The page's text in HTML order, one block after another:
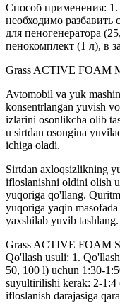
Способ применения: 1.
необходимо разбавить
для пеногенератора
пенокомплект (1 л), в
Grass ACTIVE FOAM
Avtomobil va yuk
konsentrlangan yuvish
izlarini osonlikcha olib
u sirtdan osongina
ichiga oladi.
Sirtdan axloqsizlikning
ifloslanishni oldini olish
yuqoriga qo'llang.
yuqoriga yaqin
yaxshilab yuvib tashlang.
Grass ACTIVE FOAM
Qo'llash usuli: 1.
50, 100 l) uchun 1:30-
suyultirilishi kerak: 2-
ifloslanish darajasiga